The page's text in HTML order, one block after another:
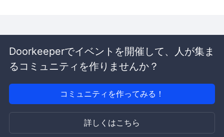
Doorkeeperでイベントを開催して、人が集ま
るコミュニティを作りませんか？
コミュニティを作ってみる！
詳しくはこちら